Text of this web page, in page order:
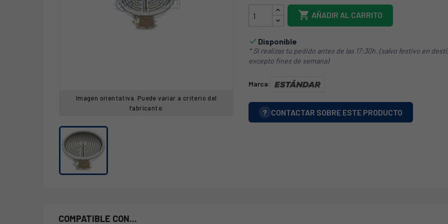
Imagen orientativa. Puede variar a criterio del
fabricante.
 AÑADIR AL CARRITO
 Disponible
* Si realizas tu pedido antes de las 17:30h. (salvo festivo en
excepto fines de semana)
Marca:
? CONTACTAR SOBRE ESTE PRODUCTO
COMPATIBLE CON...